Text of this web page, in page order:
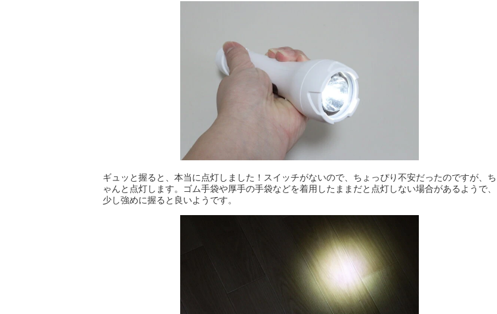
ギュッと握ると、本当に点灯しました！スイッチがないので、ちょっぴり不安だったのですが、ち
ゃんと点灯します。ゴム手袋や厚手の手袋などを着用したままだと点灯しない場合があるようで、
少し強めに握ると良いようです。